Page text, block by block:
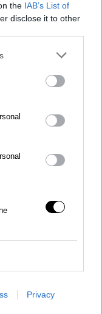
the IAB’s List of
disclose it to other
Privacy
in)
farbige
in)
of Fine